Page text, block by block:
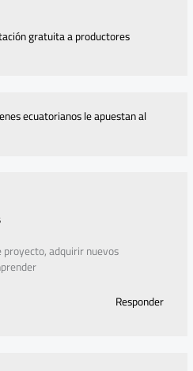
gratuita a productores
ecuatorianos le apuestan al
adquirir nuevos
Responder